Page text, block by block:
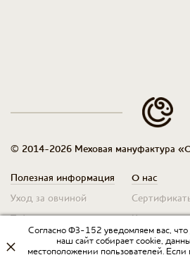
© 2014-2026 Меховая мануфактура
Полезная информация
Уход за овчиной
Таблица размеров
О нас
Контакты
Согласно ФЗ-152 уведомляем вас,
наш сайт собирает cookie,
местоположении пользователей. Если